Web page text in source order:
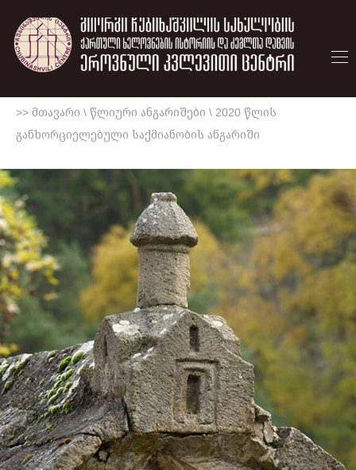
>> მთავარი \ წლიური ანგარიშები \ 2020 წლის
განხორციელებული საქმიანობის ანგარიში